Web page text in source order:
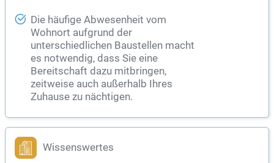
Die häufige Abwesenheit vom
Wohnort aufgrund der
unterschiedlichen Baustellen macht
es notwendig, dass Sie eine
Bereitschaft dazu mitbringen,
zeitweise auch außerhalb Ihres
Zuhause zu nächtigen.
Wissenswertes